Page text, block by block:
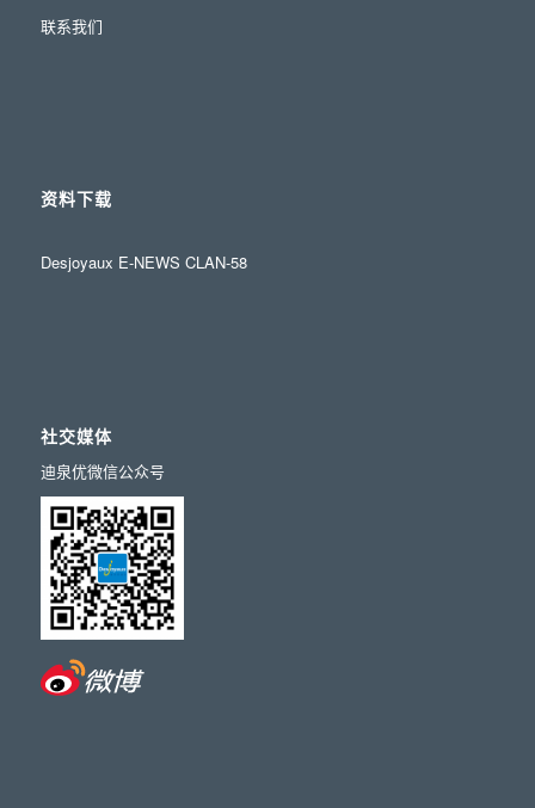
联系我们
资料下载
Desjoyaux E-NEWS CLAN-58
社交媒体
迪泉优微信公众号